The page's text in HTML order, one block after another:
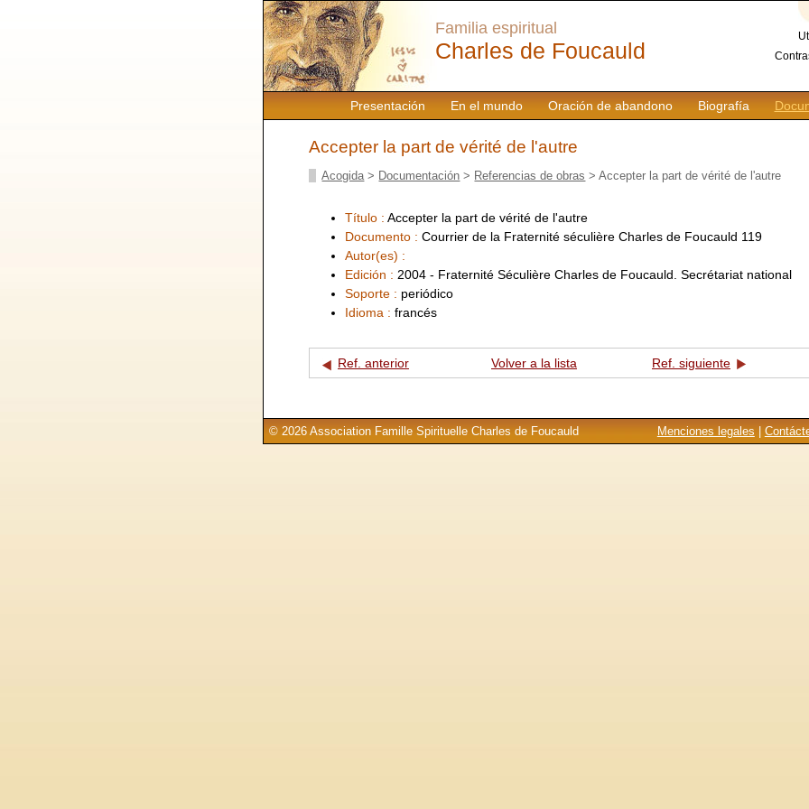
Presentación En el mundo Oración de abandono Biografía
Familia espiritual
Charles de Foucauld
Accepter la part de vérité de l'autre
Acogida > Documentación > Referencias de obras > Accepter la part de vérité de l'autre
Título : Accepter la part de vérité de l'autre
Documento : Courrier de la Fraternité séculière Charles de Foucauld 119
Autor(es) :
Edición : 2004 - Fraternité Séculière Charles de Foucauld. Secrétariat national
Soporte : periódico
Idioma : francés
Ref. anterior Volver a la lista Ref. siguiente
Menciones legales
© 2026 Association Famille Spirituelle Charles de Foucauld